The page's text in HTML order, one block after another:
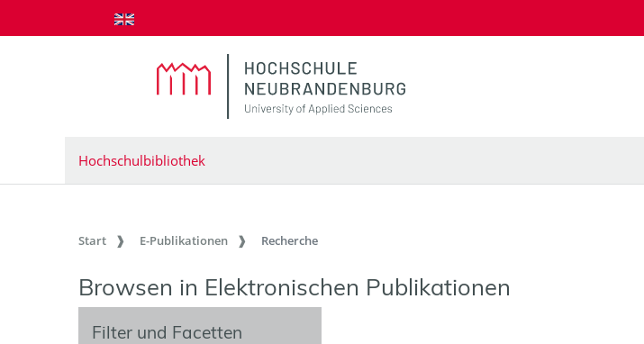
zum Inhalt springen
Hochschulbibliothek
Start E-Publikationen Recherche
Browsen in Elektronischen Publikationen
Filter und Facetten